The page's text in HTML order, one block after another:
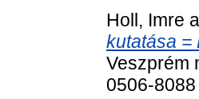
Holl, Imre
kutatása =
Veszprém
0506-8088